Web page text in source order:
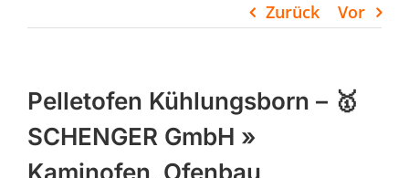
HÄNDLERSUCHE
UNTERNEHMEN
PROFIL
Zurück Vor
Pelletofen Kühlungsborn – 🥇
SCHENGER GmbH »
Kaminofen, Ofenbau